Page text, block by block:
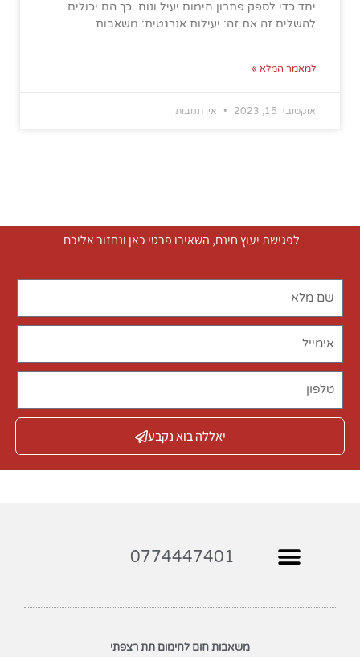
יחד כדי לספק פתרון חימום יעיל ונוח. כך הם יכולים
להשלים זה את זה: יעילות אנרגטית: משאבות
למאמר המלא »
אוקטובר 15, 2023 אין תגובות
לפגישת יעוץ חינם, השאירו פרטי כאן ונחזור אליכם
יאללה בוא נקבע
0774447401
משאבות חום לחימום תת רצפתי